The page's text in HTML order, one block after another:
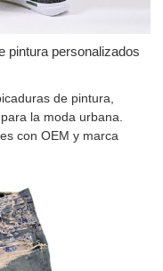
pintura personalizados
de pintura,
la moda urbana.
con OEM y marca